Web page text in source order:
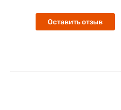
Оставить отзыв